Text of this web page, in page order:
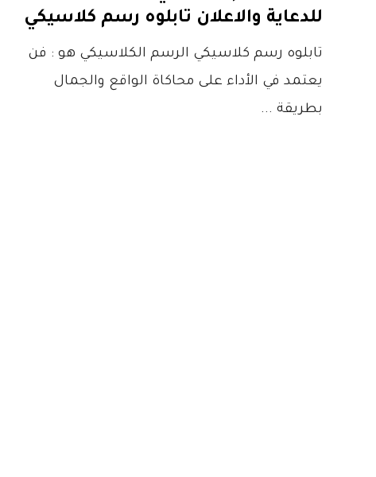
للدعاية والاعلان تابلوه رسم كلاسيكي
تابلوه رسم كلاسيكي الرسم الكلاسيكي هو : فن
يعتمد في الأداء على محاكاة الواقع والجمال
بطريقة ...